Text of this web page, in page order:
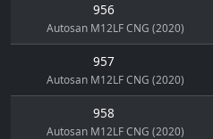
956
Autosan M12LF CNG (2020)
957
Autosan M12LF CNG (2020)
958
Autosan M12LF CNG (2020)